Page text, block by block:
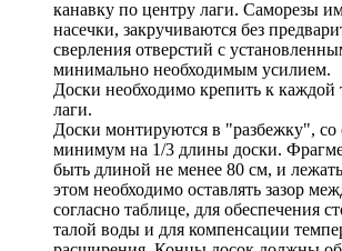
канавку по центру лаги. Саморезы
насечки, закручиваются без
сверления отверстий с
минимально необходимым усилием.
Доски необходимо крепить к каждой
лаги.
Доски монтируются в "разбежку",
минимум на 1/3 длины доски.
быть длиной не менее 80 см, и
этом необходимо оставлять зазор
согласно таблице, для обеспечения
талой воды и для компенсации